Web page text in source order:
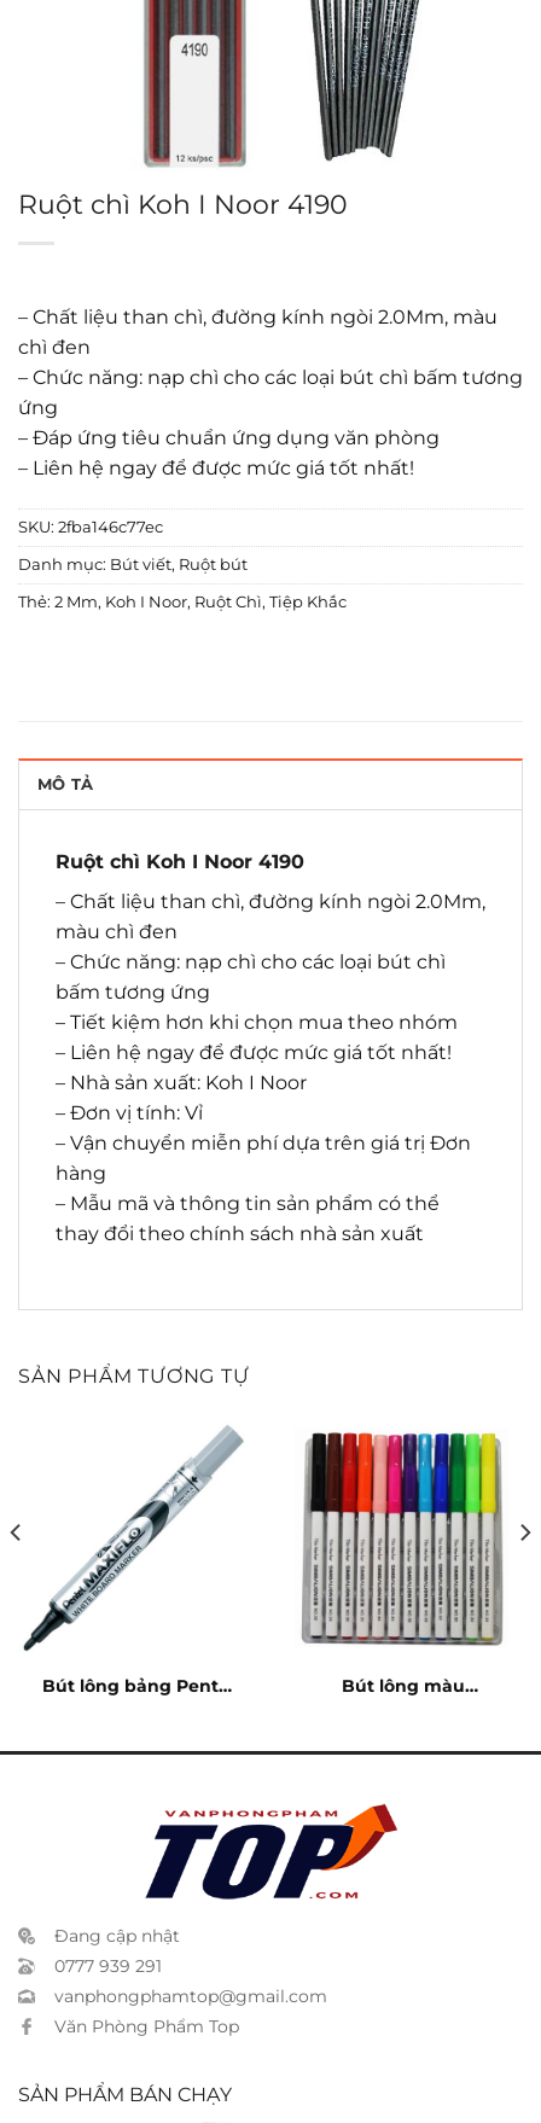
Ruột chì Koh I Noor 4190
– Chất liệu than chì, đường kính ngòi 2.0Mm, màu
chì đen
– Chức năng: nạp chì cho các loại bút chì bấm tương
ứng
– Đáp ứng tiêu chuẩn ứng dụng văn phòng
– Liên hệ ngay để được mức giá tốt nhất!
SKU: 2fba146c77ec
Danh mục: Bút viết, Ruột bút
Thẻ: 2 Mm, Koh I Noor, Ruột Chì, Tiệp Khắc
MÔ TẢ
Ruột chì Koh I Noor 4190
– Chất liệu than chì, đường kính ngòi 2.0Mm,
màu chì đen
– Chức năng: nạp chì cho các loại bút chì
bấm tương ứng
– Tiết kiệm hơn khi chọn mua theo nhóm
– Liên hệ ngay để được mức giá tốt nhất!
– Nhà sản xuất: Koh I Noor
– Đơn vị tính: Vỉ
– Vận chuyển miễn phí dựa trên giá trị Đơn
hàng
– Mẫu mã và thông tin sản phẩm có thể
thay đổi theo chính sách nhà sản xuất
SẢN PHẨM TƯƠNG TỰ
Bút lông bảng Pentel
Bút lông màu
Đang cập nhật
0777 939 291
vanphongphamtop@gmail.com
Văn Phòng Phẩm Top
SẢN PHẨM BÁN CHẠY